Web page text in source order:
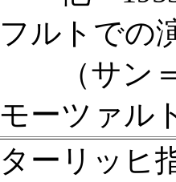
フルトでの
（サン＝
モーツァル
ターリッ